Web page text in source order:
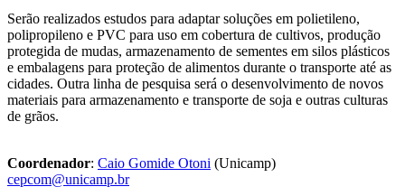
Serão realizados estudos para adaptar soluções em polietileno,
polipropileno e PVC para uso em cobertura de cultivos, produção
protegida de mudas, armazenamento de sementes em silos plásticos
e embalagens para proteção de alimentos durante o transporte até as
cidades. Outra linha de pesquisa será o desenvolvimento de novos
materiais para armazenamento e transporte de soja e outras culturas
de grãos.
Coordenador: Caio Gomide Otoni (Unicamp)
cepcom@unicamp.br